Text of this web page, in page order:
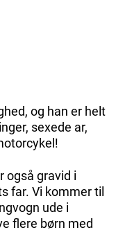
og han er helt
sexede ar,
også gravid i
far. Vi kommer til
ude i
flere børn med